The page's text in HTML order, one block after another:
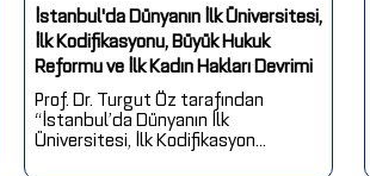
İstanbul'da Dünyanın İlk Üniversitesi,
İlk Kodifikasyonu, Büyük Hukuk
Reformu ve İlk Kadın Hakları Devrimi
Prof. Dr. Turgut Öz tarafından
“İstanbul’da Dünyanın İlk
Üniversitesi, İlk Kodifikasyon...